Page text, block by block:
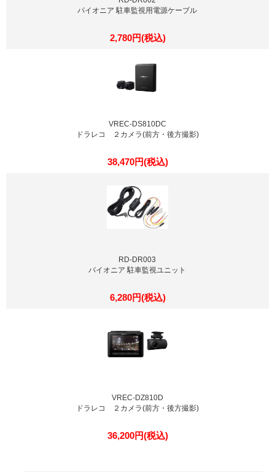
パイオニア 駐車監視用電源ケーブル
2,780円(税込)
VREC-DS810DC
ドラレコ ２カメラ(前方・後方撮影)
38,470円(税込)
RD-DR003
パイオニア 駐車監視ユニット
6,280円(税込)
VREC-DZ810D
ドラレコ ２カメラ(前方・後方撮影)
36,200円(税込)